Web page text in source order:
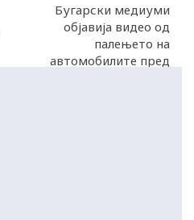
Бугарски медиуми
објавија видео од
палењето на
автомобилите пред